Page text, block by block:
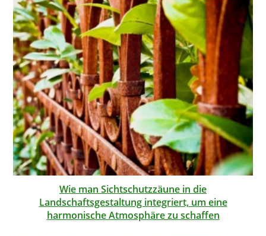
Wie man Sichtschutzzäune in die
Landschaftsgestaltung integriert, um eine
harmonische Atmosphäre zu schaffen